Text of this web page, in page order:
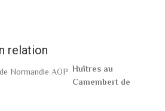
relation
Huîtres au
Camembert de